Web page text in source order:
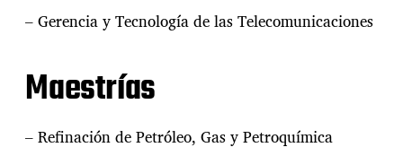
s
e
e
z
– Gerencia y Tecnología de las Telecomunicaciones
Maestrías
– Refinación de Petróleo, Gas y Petroquímica